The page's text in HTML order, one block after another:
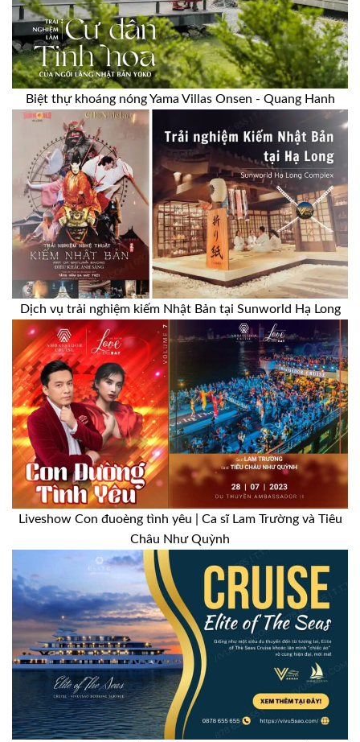
Biệt thự khoáng nóng Yama Villas Onsen - Quang Hanh
Dịch vụ trải nghiệm kiếm Nhật Bản tại Sunworld Hạ Long
Liveshow Con đuoèng tình yêu | Ca sĩ Lam Trường và Tiêu
Châu Như Quỳnh